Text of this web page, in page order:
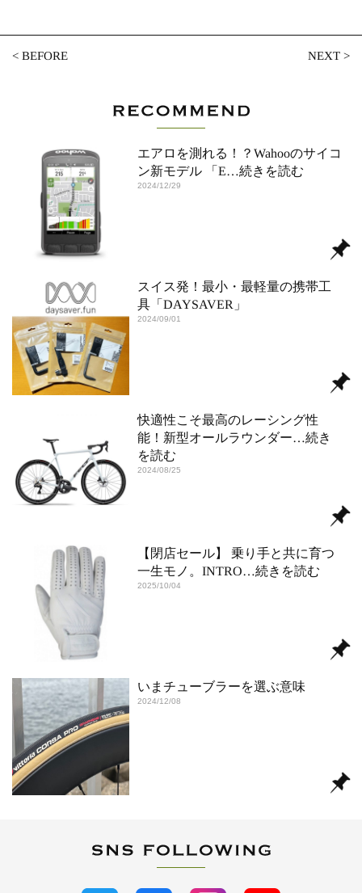
<BEFORE NEXT>
エアロを測れる！？Wahooのサイコ
ン新モデル 「E…続きを読む
2024/12/29
スイス発！最小・最軽量の携帯工
具「DAYSAVER」
2024/09/01
快適性こそ最高のレーシング性
能！新型オールラウンダー…続き
を読む
2024/08/25
【閉店セール】 乗り手と共に育つ
一生モノ。INTRO…続きを読む
2025/10/04
いまチューブラーを選ぶ意味
2024/12/08